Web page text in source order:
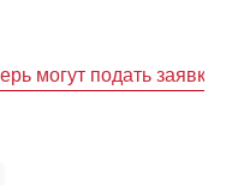
могут подать заявку